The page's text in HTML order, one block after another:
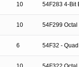
10 54F283 4-Bit
10 54F299
6 54F32 -